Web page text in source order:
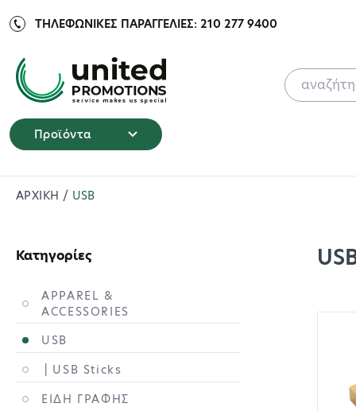
ΤΗΛΕΦΩΝΙΚΕΣ ΠΑΡΑΓΓΕΛΙΕΣ: 210 277 9400
Προϊόντα
ΑΡΧΙΚΗ / USB
Κατηγορίες
APPAREL &
ACCESSORIES
USB
| USB Sticks
ΕΙΔΗ ΓΡΑΦΗΣ